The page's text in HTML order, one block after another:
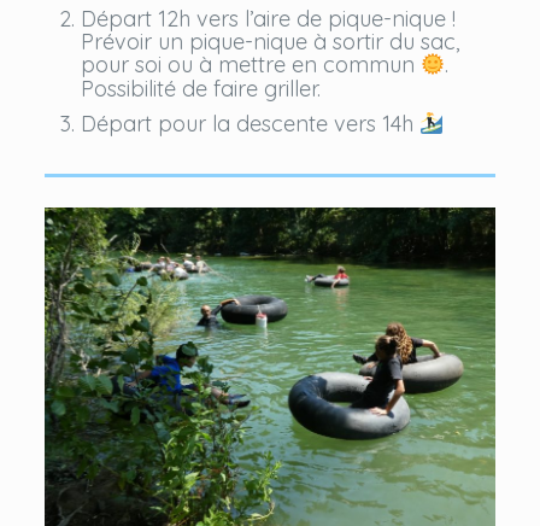
Départ 12h vers l’aire de pique-nique !
Prévoir un pique-nique à sortir du sac,
pour soi ou à mettre en commun
.
Possibilité de faire griller.
Départ pour la descente vers 14h